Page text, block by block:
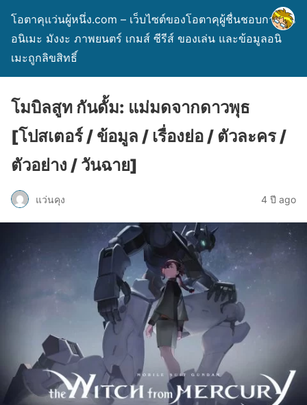
โอตาคุแว่นผู้หนึ่ง.com – เว็บไซต์ของโอตาคุผู้ชื่นชอบการ์ตูน
อนิเมะ มังงะ ภาพยนตร์ เกมส์ ซีรีส์ ของเล่น และข้อมูลอนิ
เมะถูกลิขสิทธิ์
โมบิลสูท กันดั้ม: แม่มดจากดาวพุธ
[โปสเตอร์ / ข้อมูล / เรื่องย่อ / ตัวละคร /
ตัวอย่าง / วันฉาย]
แว่นคุง 4 ปี ago